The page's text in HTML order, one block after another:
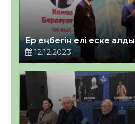
Ер еңбегін елі еске алды
12.12.2023